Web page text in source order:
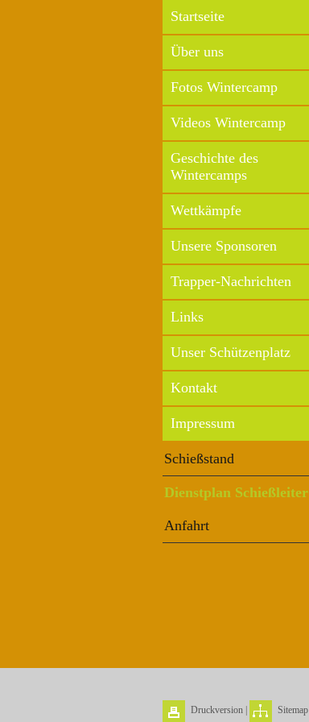
Startseite
Über uns
Fotos Wintercamp
Videos Wintercamp
Geschichte des
Wintercamps
Wettkämpfe
Unsere Sponsoren
Trapper-Nachrichten
Links
Unser Schützenplatz
Kontakt
Impressum
Schießstand
Dienstplan Schießleiter
Anfahrt
Druckversion Sitemap